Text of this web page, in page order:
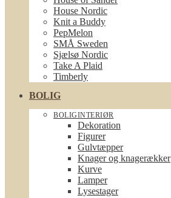
House Nordic
Knit a Buddy
PepMelon
SMÅ Sweden
Sjælsø Nordic
Take A Plaid
Timberly
BOLIG
BOLIGINTERIØR
Dekoration
Figurer
Gulvtæpper
Knager og knagerækker
Kurve
Lamper
Lysestager